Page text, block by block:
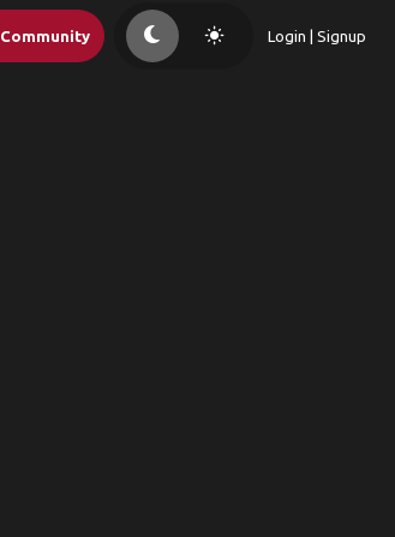
Community light_mode Login | Signup